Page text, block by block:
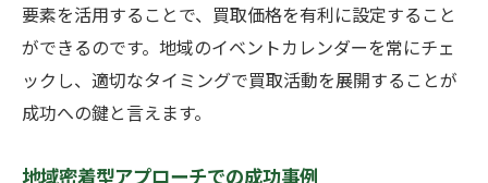
要素を活用することで、買取価格を有利に設定すること
ができるのです。地域のイベントカレンダーを常にチェ
ックし、適切なタイミングで買取活動を展開することが
成功への鍵と言えます。
地域密着型アプローチでの成功事例